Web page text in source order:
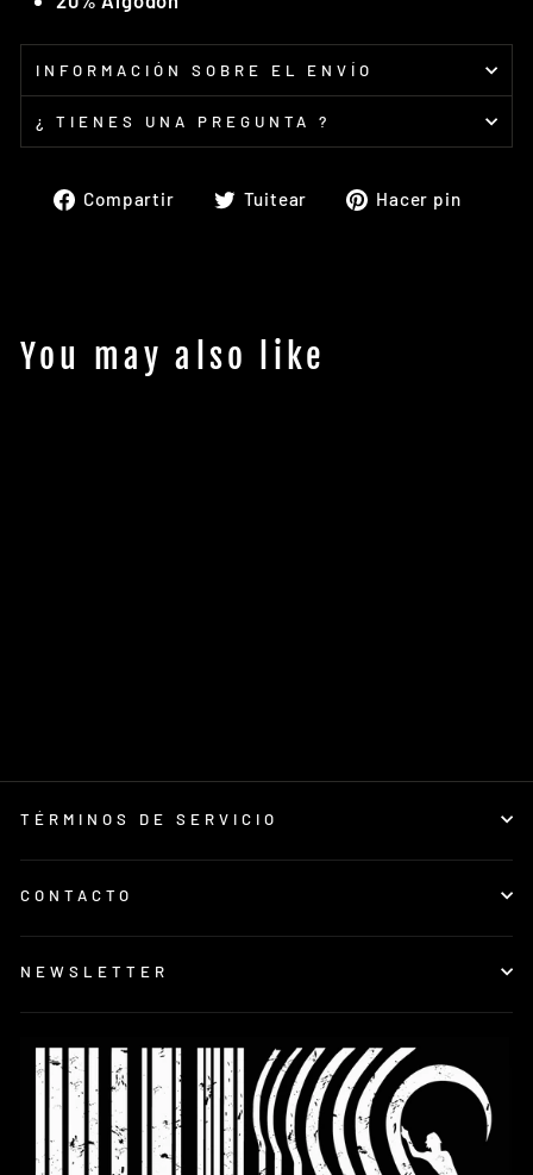
INFORMACIÓN SOBRE EL ENVÍO
¿ TIENES UNA PREGUNTA ?
Compartir
Compartir
Tuitear
TuitearHacer pin
You may also like
TÉRMINOS DE SERVICIO
CONTACTO
NEWSLETTER